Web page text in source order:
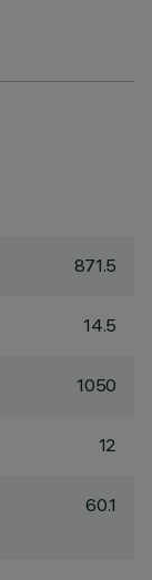
871.5
14.5
1050
12
60.1